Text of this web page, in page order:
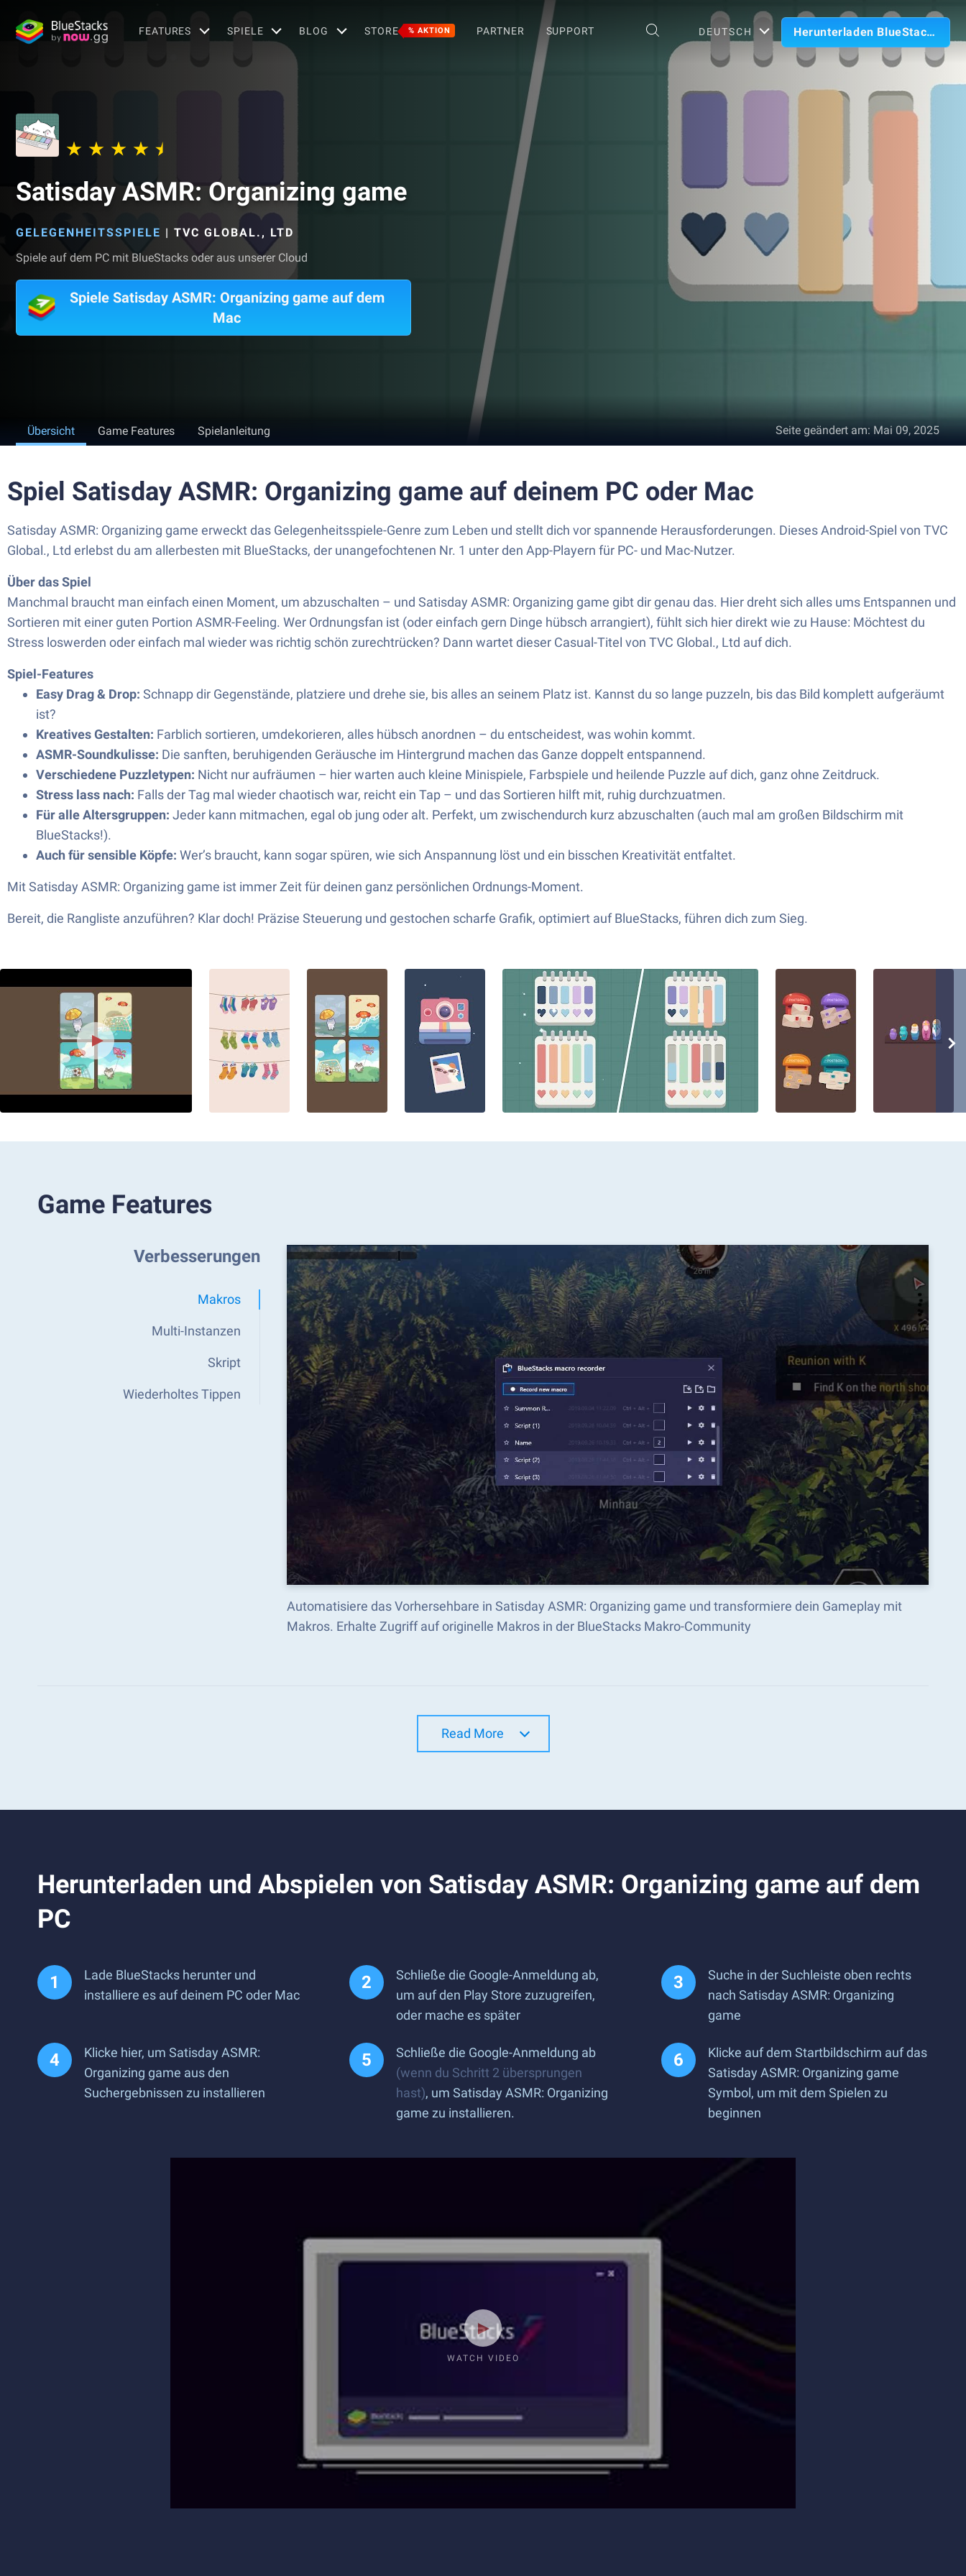
FEATURES SPIELE BLOG STORE % AKTION PARTNER SUPPORT DEUTSCH Herunterladen BlueStacks
Satisday ASMR: Organizing game
GELEGENHEITSSPIELE | TVC GLOBAL., LTD
Spiele auf dem PC mit BlueStacks oder aus unserer Cloud
Spiele Satisday ASMR: Organizing game auf dem
Mac
Übersicht Game Features Spielanleitung Seite geändert am: Mai 09, 2025
Spiel Satisday ASMR: Organizing game auf deinem PC oder Mac
Satisday ASMR: Organizing game erweckt das Gelegenheitsspiele-Genre zum Leben und stellt dich vor spannende Herausforderungen. Dieses Android-Spiel von TVC
Global., Ltd erlebst du am allerbesten mit BlueStacks, der unangefochtenen Nr. 1 unter den App-Playern für PC- und Mac-Nutzer.
Über das Spiel
Manchmal braucht man einfach einen Moment, um abzuschalten – und Satisday ASMR: Organizing game gibt dir genau das. Hier dreht sich alles ums Entspannen und
Sortieren mit einer guten Portion ASMR-Feeling. Wer Ordnungsfan ist (oder einfach gern Dinge hübsch arrangiert), fühlt sich hier direkt wie zu Hause: Möchtest du
Stress loswerden oder einfach mal wieder was richtig schön zurechtrücken? Dann wartet dieser Casual-Titel von TVC Global., Ltd auf dich.
Spiel-Features
Easy Drag & Drop: Schnapp dir Gegenstände, platziere und drehe sie, bis alles an seinem Platz ist. Kannst du so lange puzzeln, bis das Bild komplett aufgeräumt
ist?
Kreatives Gestalten: Farblich sortieren, umdekorieren, alles hübsch anordnen – du entscheidest, was wohin kommt.
ASMR-Soundkulisse: Die sanften, beruhigenden Geräusche im Hintergrund machen das Ganze doppelt entspannend.
Verschiedene Puzzletypen: Nicht nur aufräumen – hier warten auch kleine Minispiele, Farbspiele und heilende Puzzle auf dich, ganz ohne Zeitdruck.
Stress lass nach: Falls der Tag mal wieder chaotisch war, reicht ein Tap – und das Sortieren hilft mit, ruhig durchzuatmen.
Für alle Altersgruppen: Jeder kann mitmachen, egal ob jung oder alt. Perfekt, um zwischendurch kurz abzuschalten (auch mal am großen Bildschirm mit
BlueStacks!).
Auch für sensible Köpfe: Wer’s braucht, kann sogar spüren, wie sich Anspannung löst und ein bisschen Kreativität entfaltet.
Mit Satisday ASMR: Organizing game ist immer Zeit für deinen ganz persönlichen Ordnungs-Moment.
Bereit, die Rangliste anzuführen? Klar doch! Präzise Steuerung und gestochen scharfe Grafik, optimiert auf BlueStacks, führen dich zum Sieg.
Game Features
Verbesserungen
Makros
Multi-Instanzen
Skript
Wiederholtes Tippen
Automatisiere das Vorhersehbare in Satisday ASMR: Organizing game und transformiere dein Gameplay mit
Makros. Erhalte Zugriff auf originelle Makros in der BlueStacks Makro-Community
Read More
Herunterladen und Abspielen von Satisday ASMR: Organizing game auf dem
PC
Lade BlueStacks herunter und
installiere es auf deinem PC oder Mac
Schließe die Google-Anmeldung ab,
um auf den Play Store zuzugreifen,
oder mache es später
Suche in der Suchleiste oben rechts
nach Satisday ASMR: Organizing
game
Klicke hier, um Satisday ASMR:
Organizing game aus den
Suchergebnissen zu installieren
Schließe die Google-Anmeldung ab
(wenn du Schritt 2 übersprungen
hast), um Satisday ASMR: Organizing
game zu installieren.
Klicke auf dem Startbildschirm auf das
Satisday ASMR: Organizing game
Symbol, um mit dem Spielen zu
beginnen
WATCH VIDEO